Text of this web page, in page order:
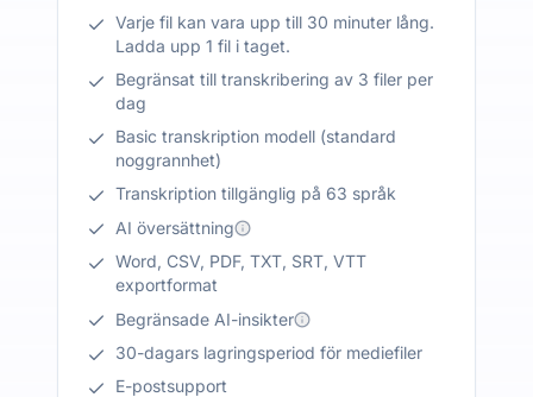
Varje fil kan vara upp till 30 minuter lång.
Ladda upp 1 fil i taget.
Begränsat till transkribering av 3 filer per
dag
Basic transkription modell (standard
noggrannhet)
Transkription tillgänglig på 63 språk
AI översättning
Word, CSV, PDF, TXT, SRT, VTT
exportformat
Begränsade AI-insikter
30-dagars lagringsperiod för mediefiler
E-postsupport